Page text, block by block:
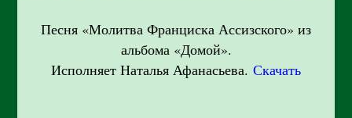
Песня «Молитва Франциска Ассизского» из
альбома «Домой».
Исполняет Наталья Афанасьева. Скачать